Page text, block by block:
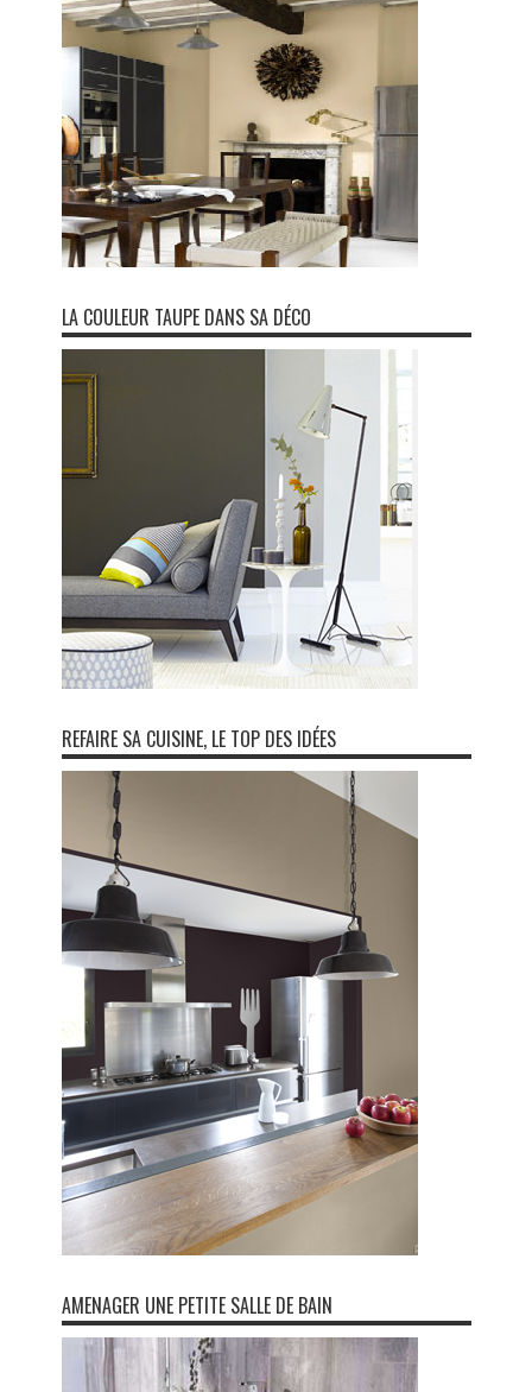
LA COULEUR TAUPE DANS SA DÉCO
REFAIRE SA CUISINE, LE TOP DES IDÉES
AMENAGER UNE PETITE SALLE DE BAIN